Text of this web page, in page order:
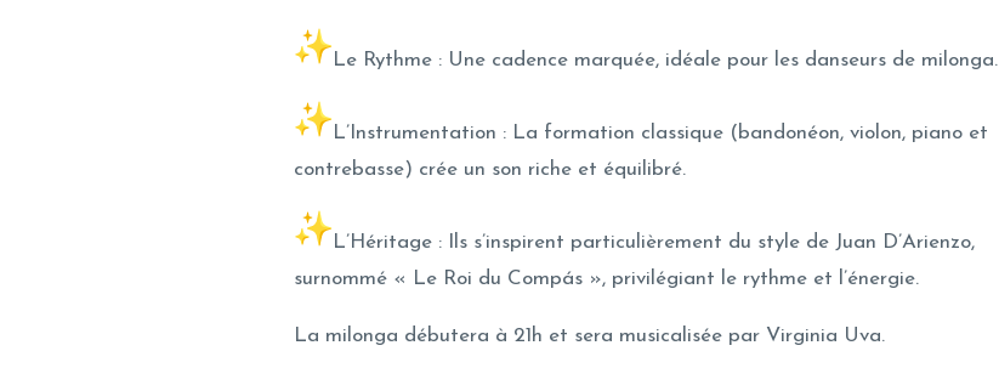
Le Rythme : Une cadence marquée, idéale pour les danseurs de milonga.
L’Instrumentation : La formation classique (bandonéon, violon, piano et
contrebasse) crée un son riche et équilibré.
L’Héritage : Ils s’inspirent particulièrement du style de Juan D’Arienzo,
surnommé « Le Roi du Compás », privilégiant le rythme et l’énergie.
La milonga débutera à 21h et sera musicalisée par Virginia Uva.